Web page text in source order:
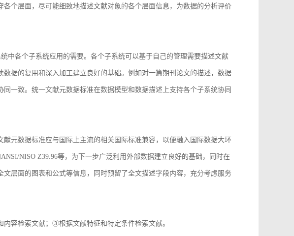
个层面，尽可能细致地描述文献对象的各个层面信息，为数据的分析评价
中各个子系统应用的需要。各个子系统可以基于自己的管理需要描述文献
据的复用和深入加工建立良好的基础。例如对一篇期刊论文的描述，数据
一致。统一文献元数据标准在数据模型和数据描述上支持各个子系统协同
元数据标准应与国际上主流的相关国际标准兼容，以便融入国际数据大环
NISO Z39.96等，为下一步广泛利用外部数据建立良好的基础，同时在
层面的图表和公式等信息，同时预留了全文描述字段内容，充分考虑服务
容检索文献；③根据文献特征和特定条件检索文献。